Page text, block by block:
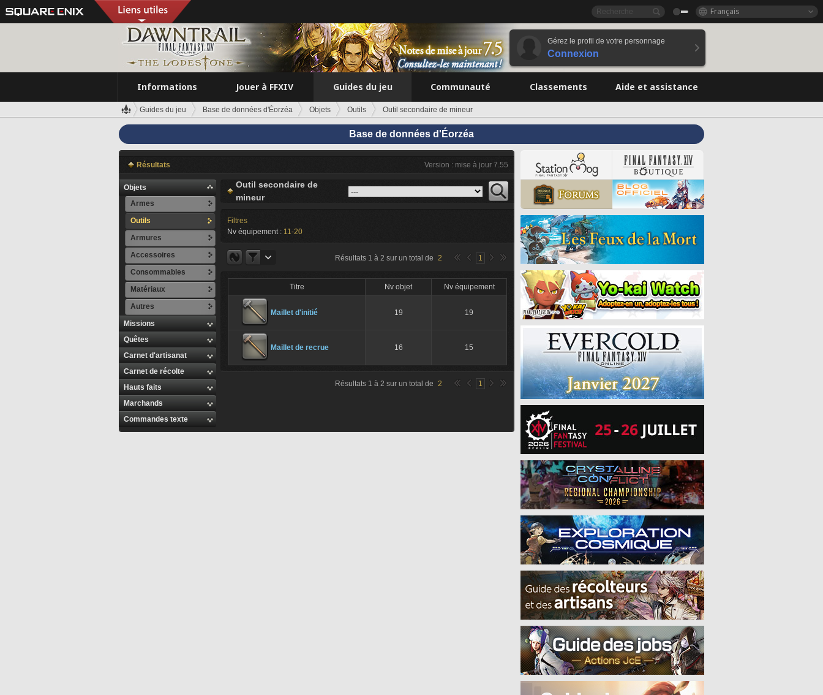
Français
Gérez le profil de votre personnage
Connexion
Informations Jouer à FFXIV Guides du jeu Communauté Classements Aide et assistance
Guides du jeu Base de données d'Éorzéa Objets Outils Outil secondaire de mineur
Base de données d'Éorzéa
Résultats Version : mise à jour 7.55
Objets
Armes
Outils
Armures
Accessoires
Consommables
Matériaux
Autres
Missions
Quêtes
Carnet d'artisanat
Carnet de récolte
Hauts faits
Marchands
Commandes texte
Outil secondaire de
mineur
Filtres
Nv équipement : 11-20
Résultats 1 à 2 sur un total de 2 1
Titre Nv objet Nv équipement
Maillet d'initié 19 19
Maillet de recrue 16 15
Résultats 1 à 2 sur un total de 2 1